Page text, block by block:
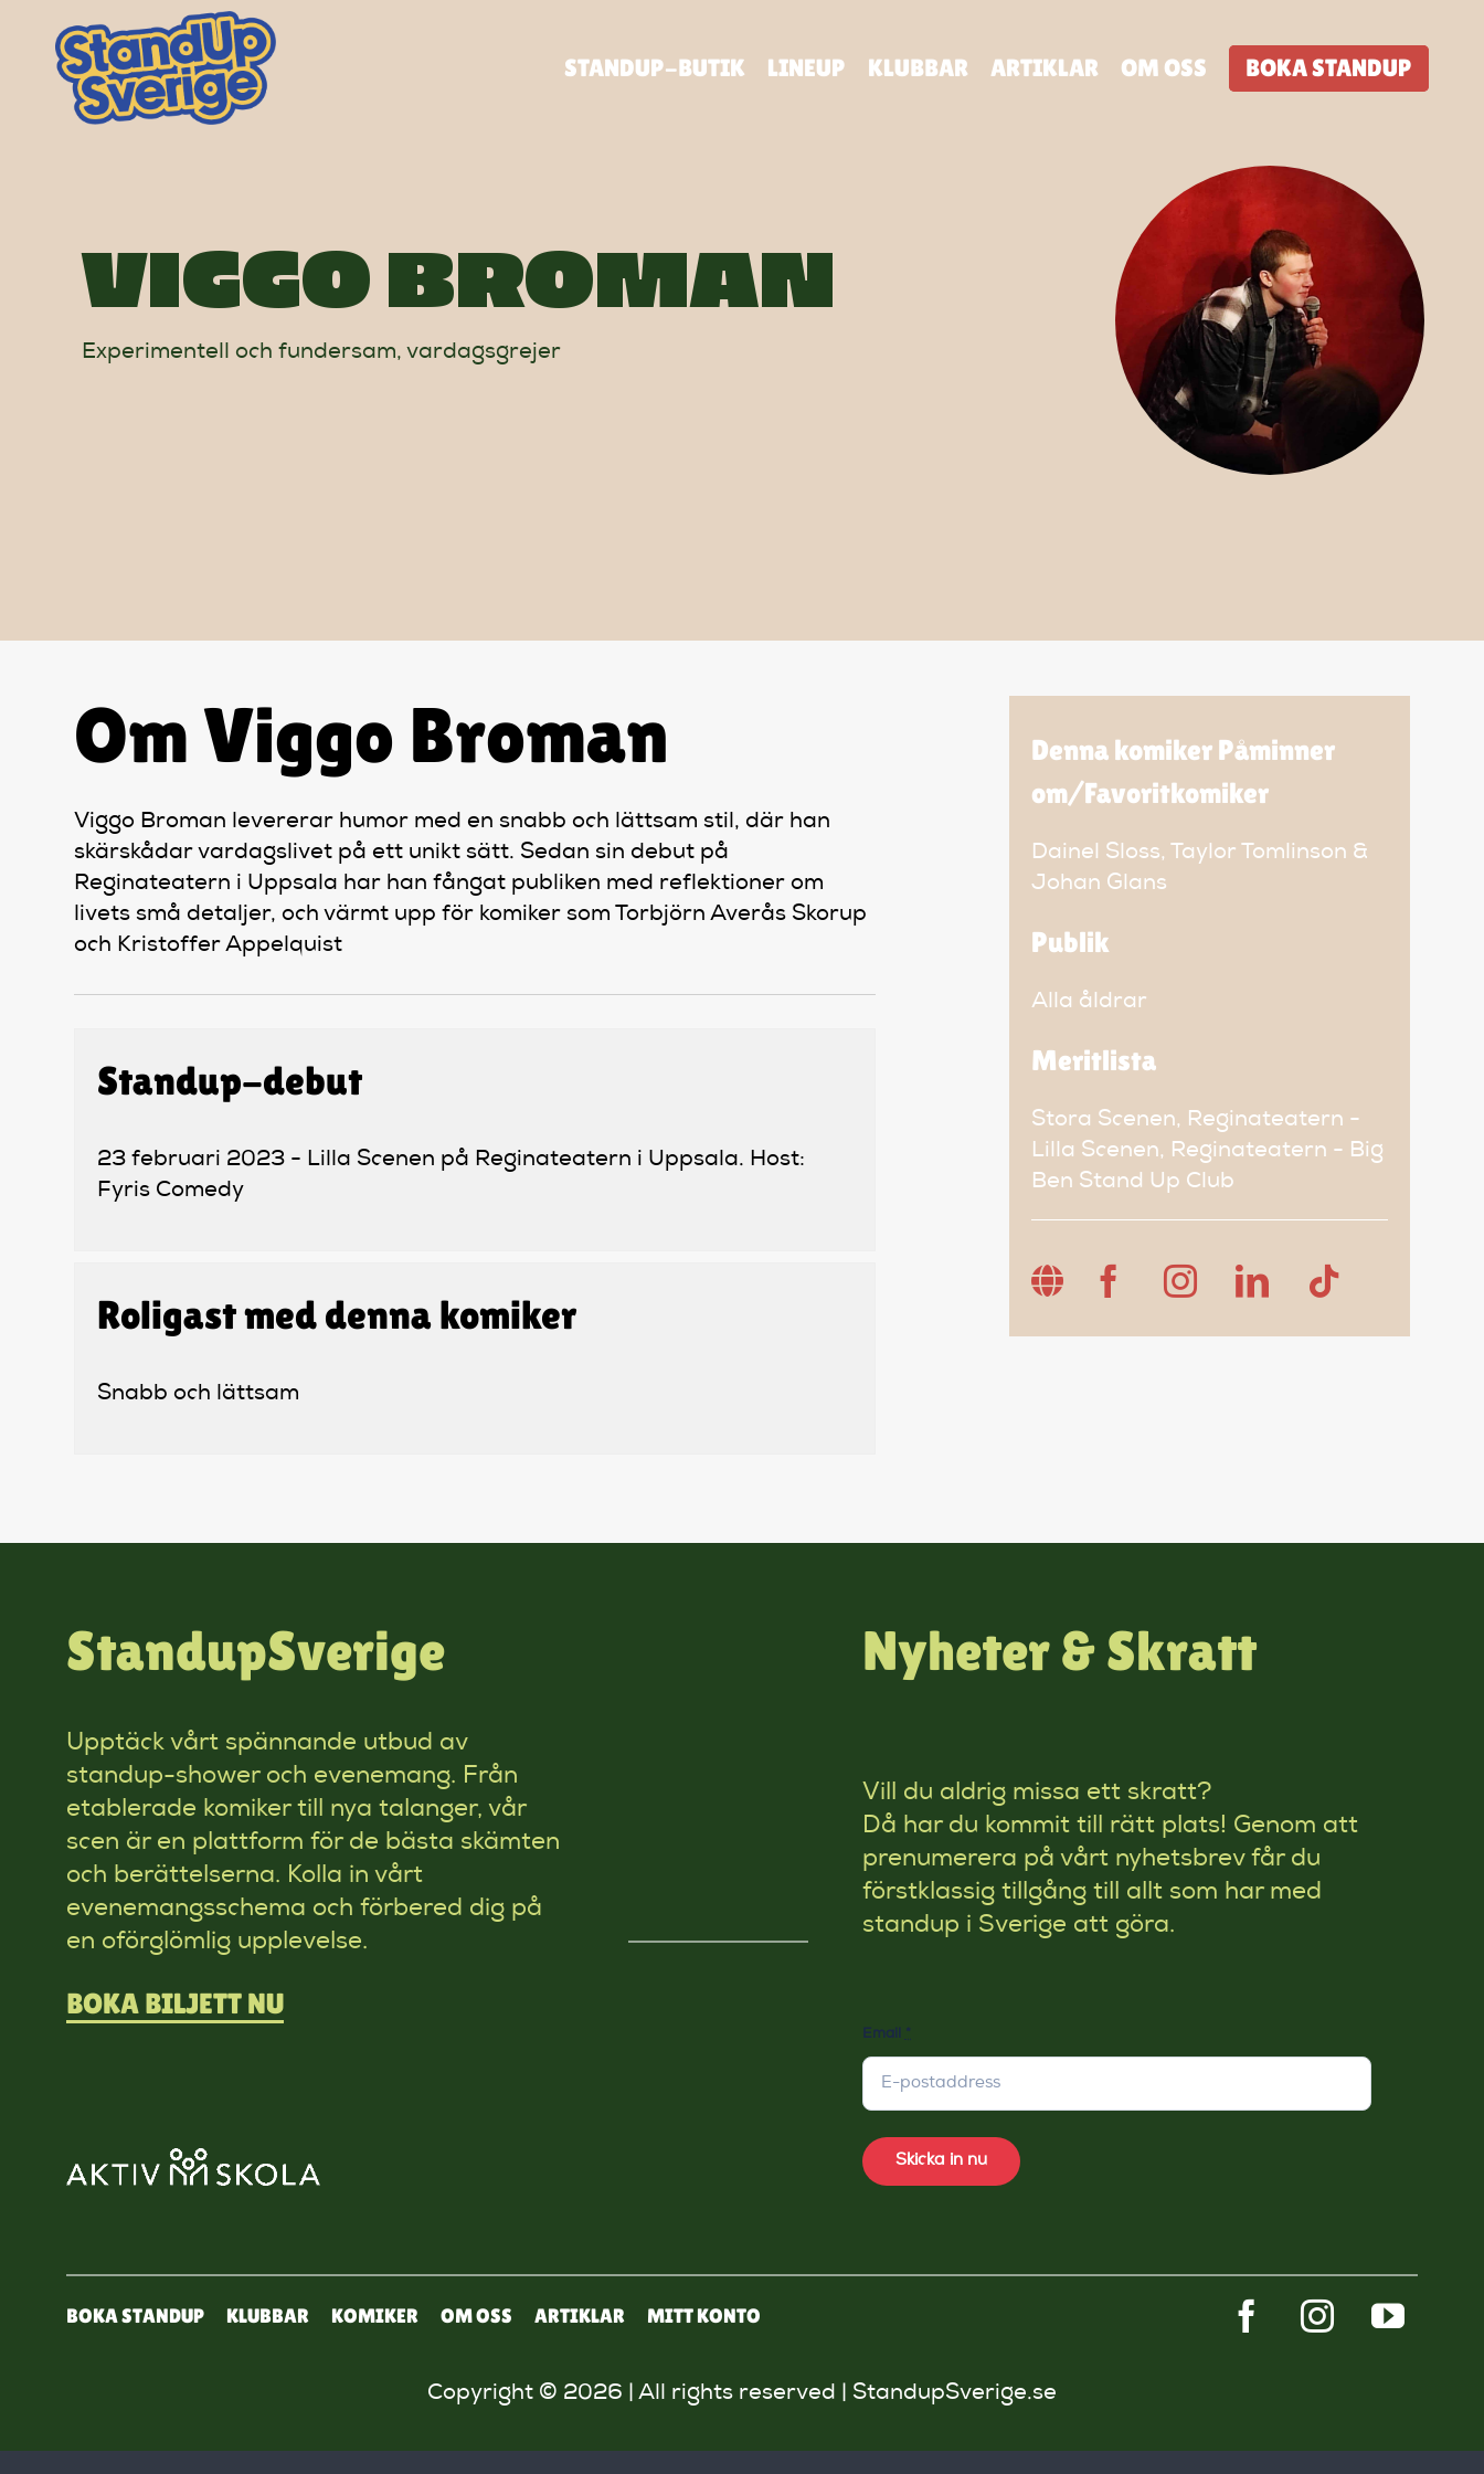
content
STANDUP-BUTIK LINEUP KLUBBAR ARTIKLAR OM OSS BOKA STANDUP
VIGGO BROMAN
Experimentell och fundersam, vardagsgrejer
Om Viggo Broman
Viggo Broman levererar humor med en snabb och lättsam stil, där han
skärskådar vardagslivet på ett unikt sätt. Sedan sin debut på
Reginateatern i Uppsala har han fångat publiken med reflektioner om
livets små detaljer, och värmt upp för komiker som Torbjörn Averås Skorup
och Kristoffer Appelquist
Standup-debut
23 februari 2023 - Lilla Scenen på Reginateatern i Uppsala. Host:
Fyris Comedy
Roligast med denna komiker
Snabb och lättsam
Denna komiker Påminner
om/Favoritkomiker
Dainel Sloss, Taylor Tomlinson &
Johan Glans
Publik
Alla åldrar
Meritlista
Stora Scenen, Reginateatern -
Lilla Scenen, Reginateatern - Big
Ben Stand Up Club
StandupSverige
Upptäck vårt spännande utbud av
standup-shower och evenemang. Från
etablerade komiker till nya talanger, vår
scen är en plattform för de bästa skämten
och berättelserna. Kolla in vårt
evenemangsschema och förbered dig på
en oförglömlig upplevelse.
BOKA BILJETT NU
Nyheter & Skratt
Vill du aldrig missa ett skratt?
Då har du kommit till rätt plats! Genom att
prenumerera på vårt nyhetsbrev får du
förstklassig tillgång till allt som har med
standup i Sverige att göra.
Email *
Skicka in nu
BOKA STANDUP KLUBBAR KOMIKER OM OSS ARTIKLAR MITT KONTO
Copyright © 2026 | All rights reserved | StandupSverige.se